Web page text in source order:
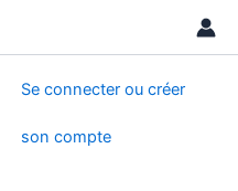
Se connecter ou créer
son compte